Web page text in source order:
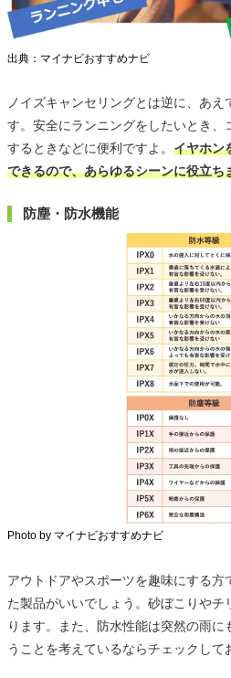
出典：マイナビおすすめナビ
ノイズキャンセリングとは逆に、あ
す。安全にランニングをしたいとき、
するときなどに便利ですよ。 イヤホン
できるので、あらゆるシーンに役立ち
防塵・防水機能
Photo by マイナビおすすめナビ
アウトドアやスポーツを趣味にする方
た製品がいいでしょう。砂ぼこりやチ
ります。また、防水性能は突然の雨
うことを考えているならチェックして